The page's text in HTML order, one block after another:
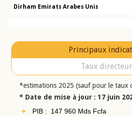
Dirham Emirats Arabes Unis
Principaux
Taux
*estimations 2025 (sauf pour le taux
* Date de mise à jour : 17 juin
PIB : 147 960 Mds Fcfa